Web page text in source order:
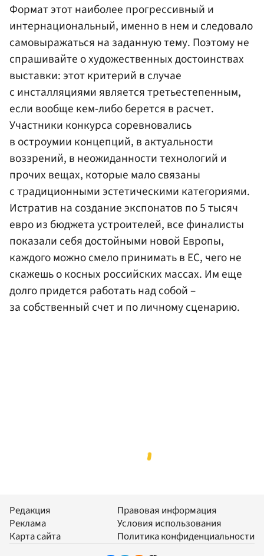
Формат этот наиболее прогрессивный и
интернациональный, именно в нем и следовало
самовыражаться на заданную тему. Поэтому не
спрашивайте о художественных достоинствах
выставки: этот критерий в случае
с инсталляциями является третьестепенным,
если вообще кем-либо берется в расчет.
Участники конкурса соревновались
в остроумии концепций, в актуальности
воззрений, в неожиданности технологий и
прочих вещах, которые мало связаны
с традиционными эстетическими категориями.
Истратив на создание экспонатов по 5 тысяч
евро из бюджета устроителей, все финалисты
показали себя достойными новой Европы,
каждого можно смело принимать в ЕС, чего не
скажешь о косных российских массах. Им еще
долго придется работать над собой –
за собственный счет и по личному сценарию.
Редакция
Реклама
Карта сайта
Правовая информация
Условия использования
Политика конфиденциальности